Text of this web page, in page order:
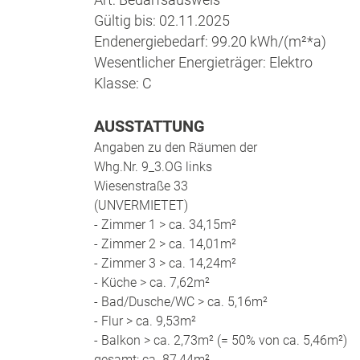
Gültig bis: 02.11.2025
Endenergiebedarf: 99.20 kWh/(m²*a)
Wesentlicher Energieträger: Elektro
Klasse: C
AUSSTATTUNG
Angaben zu den Räumen der
Whg.Nr. 9_3.OG links
Wiesenstraße 33
(UNVERMIETET)
- Zimmer 1 > ca. 34,15m²
- Zimmer 2 > ca. 14,01m²
- Zimmer 3 > ca. 14,24m²
- Küche > ca. 7,62m²
- Bad/Dusche/WC > ca. 5,16m²
- Flur > ca. 9,53m²
- Balkon > ca. 2,73m² (= 50% von ca. 5,46m²)